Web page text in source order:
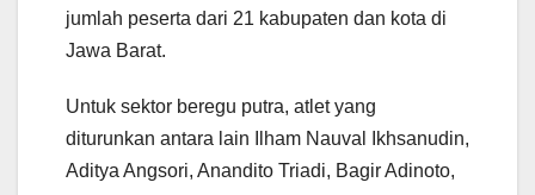
jumlah peserta dari 21 kabupaten dan kota di
Jawa Barat.
Untuk sektor beregu putra, atlet yang
diturunkan antara lain Ilham Nauval Ikhsanudin,
Aditya Angsori, Anandito Triadi, Bagir Adinoto,